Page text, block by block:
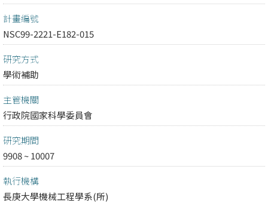
計畫編號
NSC99-2221-E182-015
研究方式
學術補助
主管機關
行政院國家科學委員會
研究期間
9908 ~ 10007
執行機構
長庚大學機械工程學系(所)